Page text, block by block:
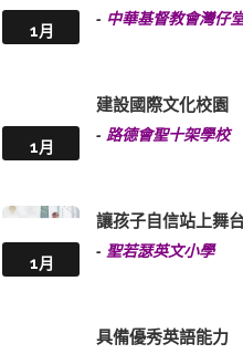
1月
- 中華基督教會灣仔
1月
建設國際文化校園
- 路德會聖十架學校
1月
讓孩子自信站上舞
- 聖若瑟英文小學
具備優秀英語能力